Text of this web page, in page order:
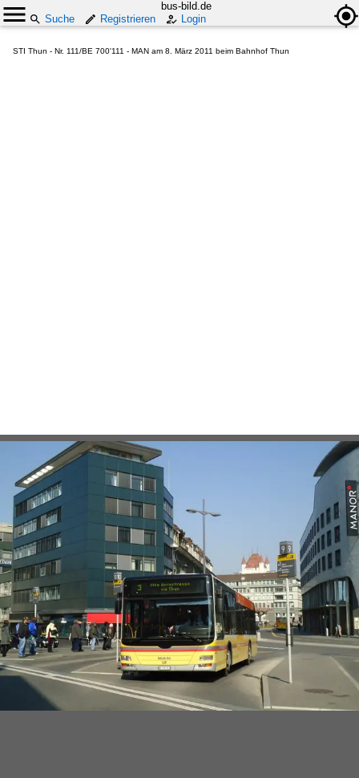
bus-bild.de
Suche
Registrieren Login
STI Thun - Nr. 111/BE 700'111 - MAN am 8. März 2011 beim Bahnhof Thun